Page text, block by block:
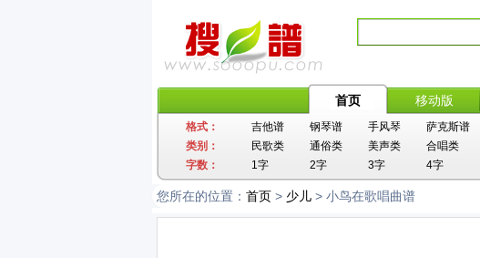
首页 移动版
格式： 吉他谱 钢琴谱 手风琴 萨克斯谱
类别：
民歌类 通俗类 美声类 合唱类
字数：
1字 2字 3字 4字
您所在的位置： 首页 > 少儿 > 小鸟在歌唱曲谱